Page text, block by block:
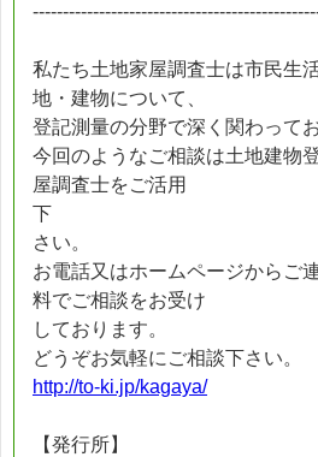
私たち土地家屋調査士は市民生
地・建物について、
登記測量の分野で深く関わって
今回のようなご相談は土地建物
屋調査士をご活用
下
さい。
お電話又はホームページからご
料でご相談をお受け
しております。
どうぞお気軽にご相談下さい。
http://to-ki.jp/kagaya/
【発行所】